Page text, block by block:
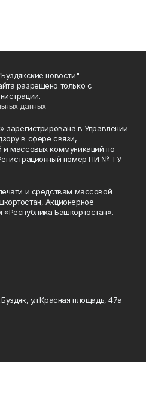
новости"
разрешено только с
данных
зарегистрирована в Управлении
в сфере связи,
и массовых коммуникаций по
номер ПИ № ТУ
и средствам массовой
Акционерное
Башкортостан».
ул.Красная площадь, 47а